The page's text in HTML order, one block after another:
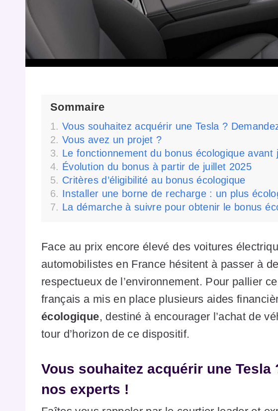
Sommaire
Vous souhaitez acquérir une Tesla ?
Vous avez un projet ?
Le fonctionnement du bonus écologique avant
Évolution du bonus à partir de juillet 2025
Critères d’éligibilité au bonus écologique
Installer une borne de recharge : un plus
La démarche à suivre pour obtenir le bonus
Face au prix encore élevé des voitures
automobilistes en France hésitent à passer à
respectueux de l’environnement. Pour pallier
français a mis en place plusieurs aides
écologique, destiné à encourager l’achat de
tour d’horizon de ce dispositif.
Vous souhaitez acquérir une Tesla
nos experts !